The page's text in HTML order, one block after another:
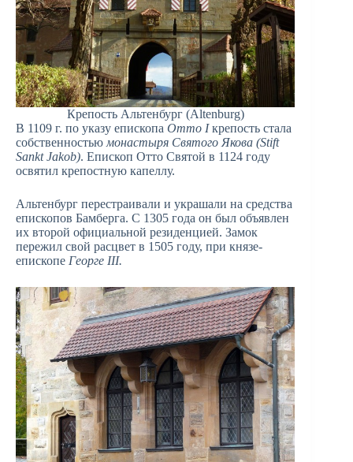
Крепость Альтенбург (Altenburg)
В 1109 г. по указу епископа Отто Iкрепость стала
собственностью монастыря Святого Якова (Stift
Sankt Jakob). Епископ Отто Святой в 1124 году
освятил крепостную капеллу.
Альтенбург перестраивали и украшали на средства
епископов Бамберга. С 1305 года он был объявлен
их второй официальной резиденцией. Замок
пережил свой расцвет в 1505 году, при князе-
епископе Георге III.